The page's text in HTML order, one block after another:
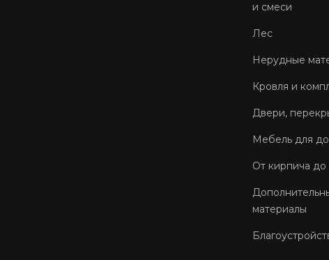
и смеси
Лес
Нерудные
Кровля и
Двери,
Мебель для
От кирпича до
материалы